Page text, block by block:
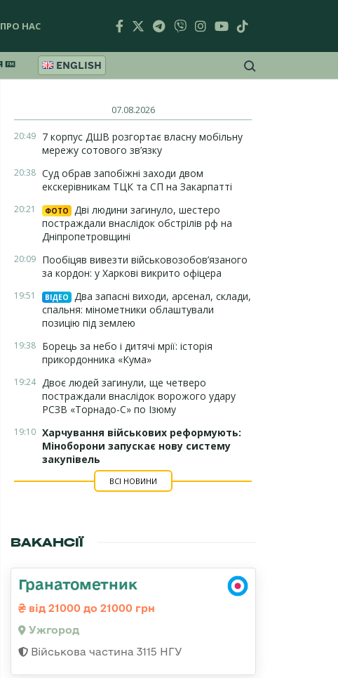
ПРО НАС
ENGLISH
07.08.2026
20:49 7 корпус ДШВ розгортає власну мобільну
мережу сотового зв’язку
20:38 Суд обрав запобіжні заходи двом
екскерівникам ТЦК та СП на Закарпатті
20:21 ФОТО
Дві людини загинуло, шестеро
постраждали внаслідок обстрілів рф на
Дніпропетровщині
20:09 Пообіцяв вивезти військовозобов’язаного
за кордон: у Харкові викрито офіцера
19:51 ВІДЕО
Два запасні виходи, арсенал, склади,
спальня: мінометники облаштували
позицію під землею
19:38 Борець за небо і дитячі мрії: історія
прикордонника «Кума»
19:24 Двоє людей загинули, ще четверо
постраждали внаслідок ворожого удару
РСЗВ «Торнадо-С» по Ізюму
19:10 Харчування військових реформують:
Міноборони запускає нову систему
закупівель
ВСІ НОВИНИ
ВАКАНСІЇ
Гранатометник
від 21000 до 21000 грн
Ужгород
Військова частина 3115 НГУ